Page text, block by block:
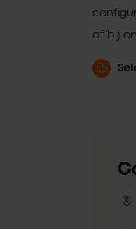
af bij